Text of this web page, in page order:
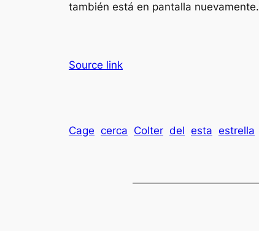
también está en pantalla nuevamente.
Source link
Cage cerca Colter del esta estrella